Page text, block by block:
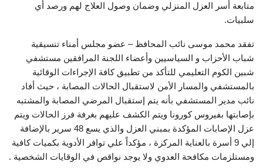
متابعة أسر العزل المنزلي وضمان وصول العلاج لهم ورصد أي
سلبيات.
تفقد محمد موسى نائب المحافظ – عضو مجلس أمناء تنسيقية
شباب الأحزاب و السياسيين وأعضاء اللجنة المرافقين مستشفي
شبين الكوم التعليمي للتأكد من تطبيق كافة الإجراءات الوقائية
بالمستشفي والمسار الأمن لاستقبال الحالات المصابة ، حيث أفاد
نائب مدير المستشفي بأنه يتم إستقبال المرضي المصابة والمشتبه
بإصابتها بفيروس كورونا ويتم الكشف عليهم بغرفة فرز الحالات ويتم
عزل الإصابات المؤكدة بمبني العزل والذي يسع 48 سرير بالإضافة
إلي 9 أسرة بالعناية المركزة ، مؤكداً علي توافر الأدوية بكميات كافية
ومستلزمات مكافحة العدوي ولا يوجد نواقص في الوقايات الشخصية .